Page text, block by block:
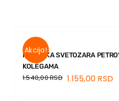
O nama
Knjige
U pripremi
Akcija!
PREPISKA SVETOZARA
KOLEGAMA
1.540,00RSD 1.155,00 RSD